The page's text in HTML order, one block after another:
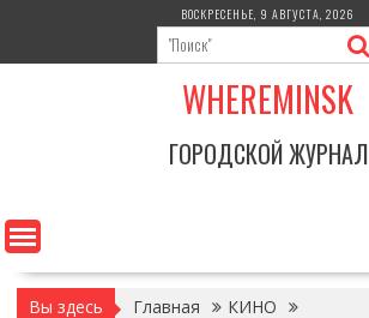
содержимому
ВОСКРЕСЕНЬЕ, 9 АВГУСТА, 2026
WHEREMINSK
ГОРОДСКОЙ ЖУРНАЛ
Вы здесь Главная
КИНО